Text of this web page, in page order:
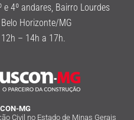
e 4º andares, Bairro Lourdes
Horizonte/MG
– 14h a 17h.
MG
Civil no Estado de Minas Gerais